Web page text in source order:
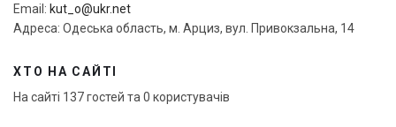
Email: kut_o@ukr.net
Адреса: Одеська область, м. Арциз, вул. Привокзальна, 14
ХТО НА САЙТІ
На сайті 137 гостей та 0 користувачів